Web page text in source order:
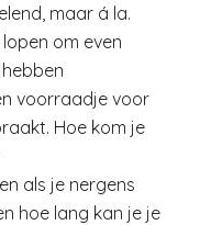
maar á la.
om even
voorraadje voor
Hoe kom je
als je nergens
hoe lang kan je je